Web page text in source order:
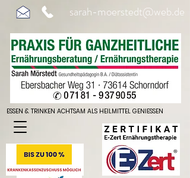
sarah-moerstedt@web.de
ESSEN & TRINKEN ACHTSAM ALS HEILMITTEL GENIESSEN
ESSEN & TRINKEN ACHTSAM ALS HEILMITTEL GENIESSEN